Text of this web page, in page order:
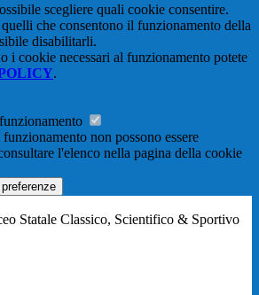
scegliere quali cookie consentire.
che consentono il funzionamento della
disabilitarli.
i cookie necessari al funzionamento potete
.
non possono essere
l'elenco nella pagina della cookie
Statale Classico, Scientifico & Sportivo